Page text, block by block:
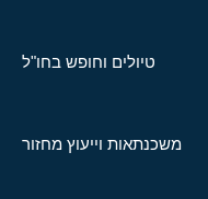
טיולים וחופש בחו"ל
משכנתאות וייעוץ מחזור